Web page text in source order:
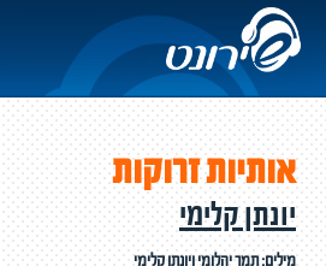
אותיות זרוקות
יונתן קלימי